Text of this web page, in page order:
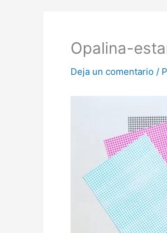
Opalina-
Deja un comentario /